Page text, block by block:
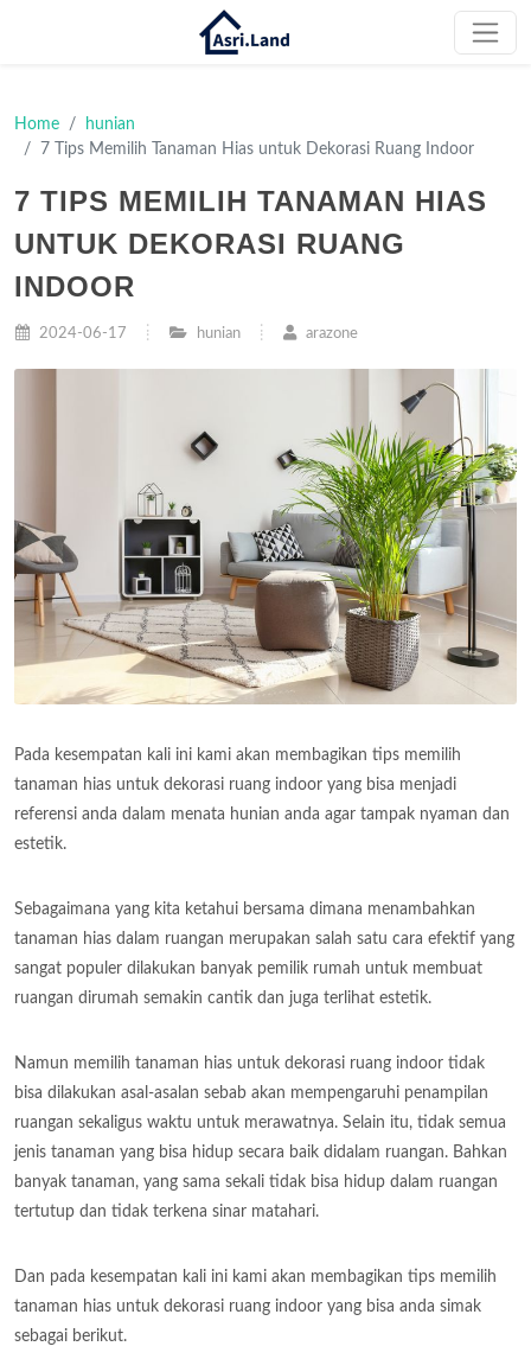
Home
hunian
7 Tips Memilih Tanaman Hias untuk Dekorasi Ruang Indoor
7 TIPS MEMILIH TANAMAN HIAS
UNTUK DEKORASI RUANG
INDOOR
2024-06-17 hunian arazone
Pada kesempatan kali ini kami akan membagikan tips memilih
tanaman hias untuk dekorasi ruang indoor yang bisa menjadi
referensi anda dalam menata hunian anda agar tampak nyaman dan
estetik.
Sebagaimana yang kita ketahui bersama dimana menambahkan
tanaman hias dalam ruangan merupakan salah satu cara efektif yang
sangat populer dilakukan banyak pemilik rumah untuk membuat
ruangan dirumah semakin cantik dan juga terlihat estetik.
Namun memilih tanaman hias untuk dekorasi ruang indoor tidak
bisa dilakukan asal-asalan sebab akan mempengaruhi penampilan
ruangan sekaligus waktu untuk merawatnya. Selain itu, tidak semua
jenis tanaman yang bisa hidup secara baik didalam ruangan. Bahkan
banyak tanaman, yang sama sekali tidak bisa hidup dalam ruangan
tertutup dan tidak terkena sinar matahari.
Dan pada kesempatan kali ini kami akan membagikan tips memilih
tanaman hias untuk dekorasi ruang indoor yang bisa anda simak
sebagai berikut.